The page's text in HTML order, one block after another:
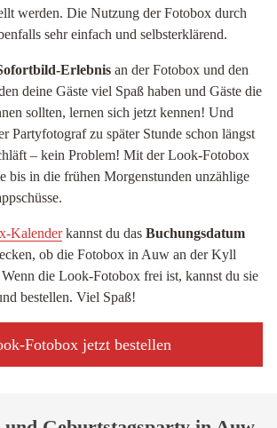
werden. Die Nutzung der Fotobox durch
sehr einfach und selbsterklärend.
Erlebnis an der Fotobox und den
deine Gäste viel Spaß haben und Gäste die
sollten, lernen sich jetzt kennen! Und
Partyfotograf zu später Stunde schon längst
– kein Problem! Mit der Look-Fotobox
bis in die frühen Morgenstunden unzählige
Kalenderkannst du das Buchungsdatum
ob die Fotobox in Auw an der Kyll
die Look-Fotobox frei ist, kannst du sie
bestellen. Viel Spaß!
Fotobox jetzt bestellen